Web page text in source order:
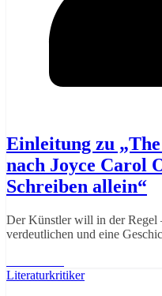
Einleitung zu
nach Joyce Carol
Schreiben allein“
Der Künstler will in der Regel
verdeutlichen und eine
Literaturkritiker